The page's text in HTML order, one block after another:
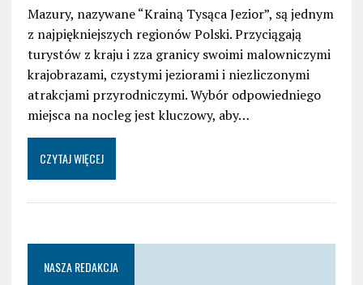
Mazury, nazywane “Krainą Tysąca Jezior”, są jednym
z najpiękniejszych regionów Polski. Przyciągają
turystów z kraju i zza granicy swoimi malowniczymi
krajobrazami, czystymi jeziorami i niezliczonymi
atrakcjami przyrodniczymi. Wybór odpowiedniego
miejsca na nocleg jest kluczowy, aby…
CZYTAJ WIĘCEJ
NASZA REDAKCJA